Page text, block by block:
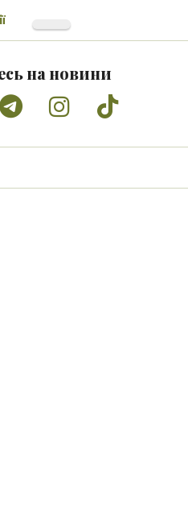
на новини
TumblrInstagram
Tiktok